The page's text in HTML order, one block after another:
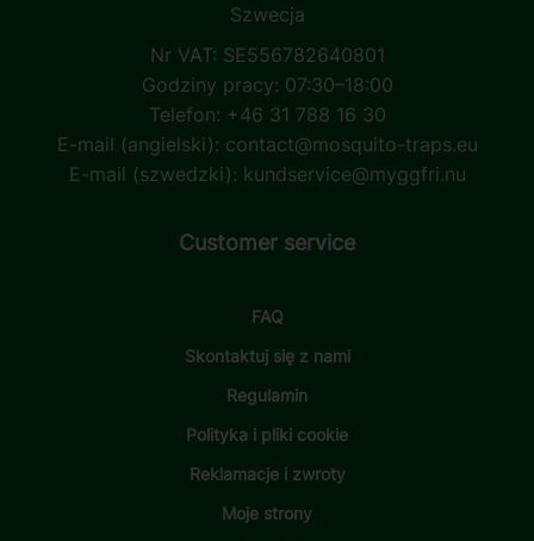
Szwecja
Nr VAT: SE556782640801
Godziny pracy: 07:30–18:00
Telefon: +46 31 788 16 30
E-mail (angielski): contact@mosquito-traps.eu
E-mail (szwedzki): kundservice@myggfri.nu
Customer service
FAQ
Skontaktuj się z nami
Regulamin
Polityka i pliki cookie
Reklamacje i zwroty
Moje strony